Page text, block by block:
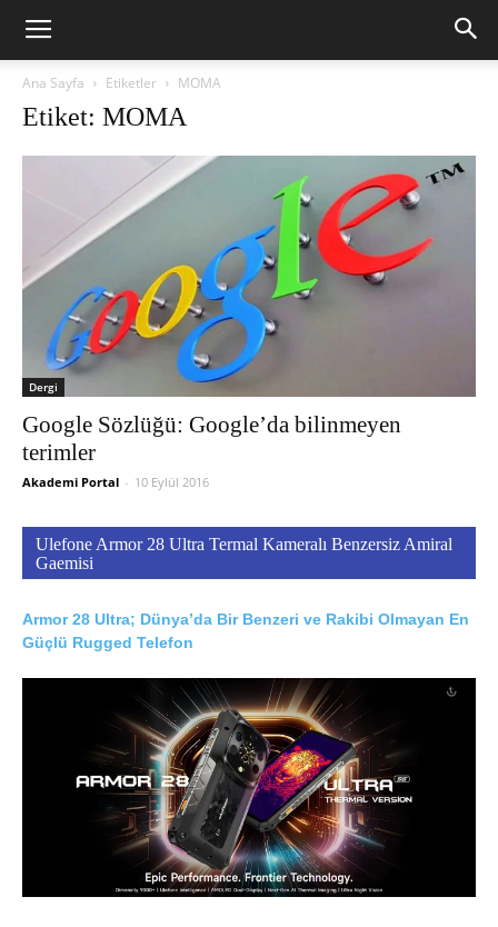
Ana Sayfa Etiketler MOMA
Etiket: MOMA
Dergi
Google Sözlüğü: Google’da bilinmeyen
terimler
Akademi Portal - 10 Eylül 2016
Ulefone Armor 28 Ultra Termal Kameralı Benzersiz Amiral
Gaemisi
Armor 28 Ultra; Dünya’da Bir Benzeri ve Rakibi Olmayan En
Güçlü Rugged Telefon